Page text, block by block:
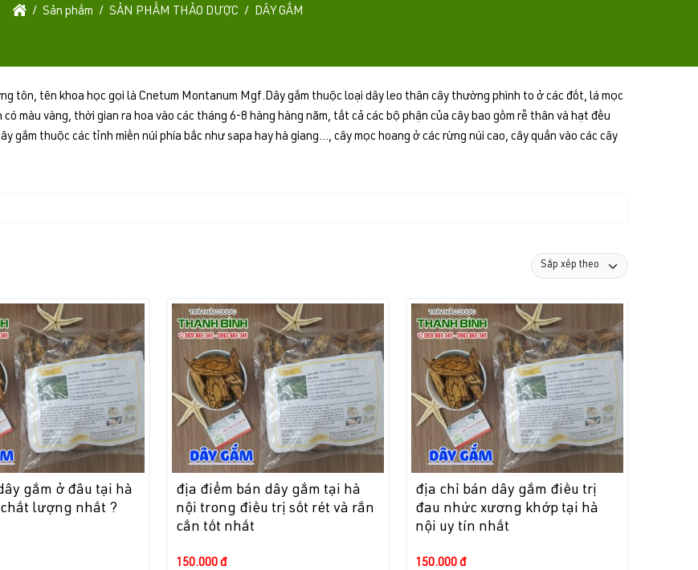
Sản phẩm SẢN PHẨM THẢO DƯỢC DÂY GẮM
tôn, tên khoa học gọi là Cnetum Montanum Mgf.Dây gắm thuộc loại dây leo thân cây thường phình to ở các đốt, lá mọc
màu vàng, thời gian ra hoa vào các tháng 6-8 hàng hàng năm, tất cả các bộ phận của cây bao gồm rễ thân và hạt đều
gắm thuộc các tỉnh miền núi phía bắc như sapa hay hà giang…, cây mọc hoang ở các rừng núi cao, cây quấn vào các cây
gắm ở đâu tại hà
lượng nhất ?
địa điểm bán dây gắm tại hà
nội trong điều trị sốt rét và rắn
cắn tốt nhất
150.000 đ
địa chỉ bán dây gắm điều trị
đau nhức xương khớp tại hà
nội uy tín nhất
150.000 đ